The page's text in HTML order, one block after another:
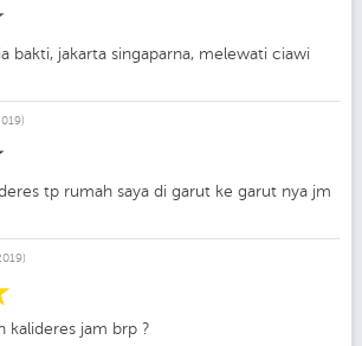
bakti, jakarta singaparna, melewati ciawi
tp rumah saya di garut ke garut nya jm
kalideres jam brp ?